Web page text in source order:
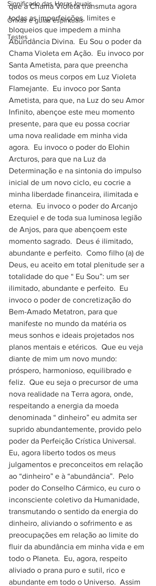
Significado das Horas Iguais
Orixás e guias espirituais
Testes
que a Chama Violeta transmuta agora
todas as imperfeições, limites e
bloqueios que impedem a minha
Abundância Divina.  Eu Sou o poder da
Chama Violeta em Ação.  Eu invoco por
Santa Ametista, para que preencha
todos os meus corpos em Luz Violeta
Flamejante.  Eu invoco por Santa
Ametista, para que, na Luz do seu Amor
Infinito, abençoe este meu momento
presente, para que eu possa cocriar
uma nova realidade em minha vida
agora.  Eu invoco o poder do Elohin
Arcturos, para que na Luz da
Determinação e na sintonia do impulso
inicial de um novo ciclo, eu cocrie a
minha liberdade financeira, ilimitada e
eterna.  Eu invoco o poder do Arcanjo
Ezequiel e de toda sua luminosa legião
de Anjos, para que abençoem este
momento sagrado.  Deus é ilimitado,
abundante e perfeito.  Como filho (a) de
Deus, eu aceito em total plenitude ser a
totalidade do que “ Eu Sou”: um ser
ilimitado, abundante e perfeito.  Eu
invoco o poder de concretização do
Bem-Amado Metatron, para que
manifeste no mundo da matéria os
meus sonhos e ideais projetados nos
planos mentais e etéricos.  Que eu veja
diante de mim um novo mundo:
próspero, harmonioso, equilibrado e
feliz.  Que eu seja o precursor de uma
nova realidade na Terra agora, onde,
respeitando a energia da moeda
denominada “ dinheiro” eu admita ser
suprido abundantemente, provido pelo
poder da Perfeição Crística Universal.
Eu, agora liberto todos os meus
julgamentos e preconceitos em relação
ao “dinheiro” e à “abundância”.  Pelo
poder do Conselho Cármico, eu curo o
inconsciente coletivo da Humanidade,
transmutando o sentido da energia do
dinheiro, aliviando o sofrimento e as
preocupações em relação ao limite do
fluir da abundância em minha vida e em
todo o Planeta.  Eu, agora, respeito
aliviado o prana puro e sutil, rico e
abundante em todo o Universo.  Assim